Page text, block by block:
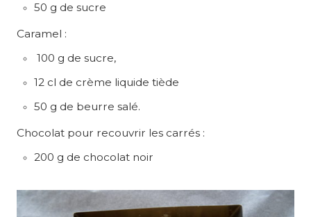
50 g de sucre
Caramel :
100 g de sucre,
12 cl de crème liquide tiède
50 g de beurre salé.
Chocolat pour recouvrir les carrés :
200 g de chocolat noir